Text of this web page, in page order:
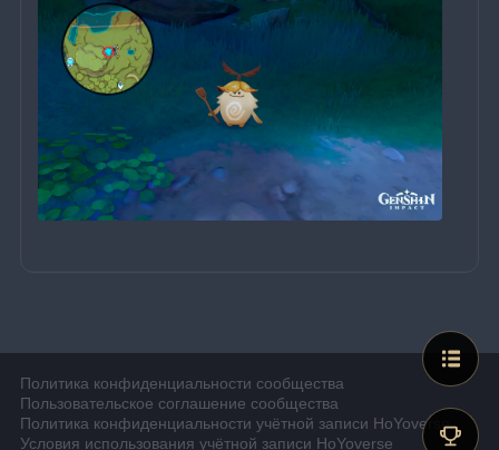
Политика конфиденциальности сообщества
Пользовательское соглашение сообщества
Политика конфиденциальности учётной записи HoYoverse
Условия использования учётной записи HoYoverse